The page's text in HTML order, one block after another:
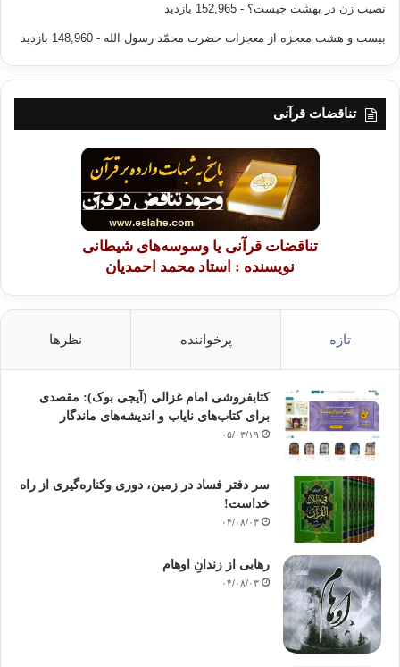
نصیب زن در بهشت چیست؟ - 152,965 بازدید
بیست و هشت معجزه از معجزات حضرت محمّد رسول الله - 148,960 بازدید
تناقضات قرآنی
تناقضات قرآنی یا وسوسه‌های شیطانی
نویسنده : استاد محمد احمدیان
تازه پرخواننده نظرها
کتابفروشی امام غزالی (آیجی بوک): مقصدی
برای کتاب‌های نایاب و اندیشه‌های ماندگار
۰۵/۰۳/۱۹
سر دفتر فساد در زمین‌، دوری وکناره‌گیری از راه
خداست‌!
۰۴/۰۸/۰۳
رهایی از زندانِ اوهام
۰۴/۰۸/۰۳